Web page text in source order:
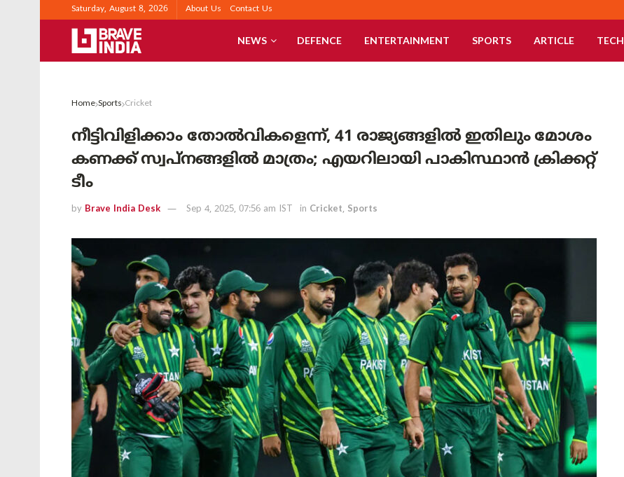
Saturday, August 8, 2026 About Us Contact Us
NEWS DEFENCE ENTERTAINMENT SPORTS ARTICLE TECH
Home Sports Cricket
നീട്ടിവിളിക്കാം തോൽവികളെന്ന്, 41 രാജ്യങ്ങളിൽ ഇതിലും മോശം
കണക്ക് സ്വപ്നങ്ങളിൽ മാത്രം; എയറിലായി പാകിസ്ഥാൻ ക്രിക്കറ്റ്
ടീം
by Brave India Desk Sep 4, 2025, 07:56 am IST in Cricket, Sports